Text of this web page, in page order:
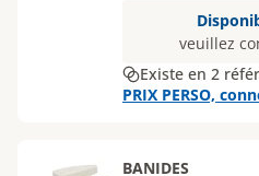
veuillez
Existe en 2
PRIX PERSO,
BANIDES